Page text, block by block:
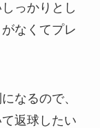
っかりとし
なくてプレ
なるので、
返球したい